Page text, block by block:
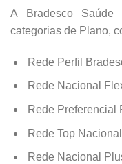
A Bradesco Saúde
categorias de Plano,
Rede Perfil
Rede Nacional
Rede Preferencial
Rede Top
Rede Nacional